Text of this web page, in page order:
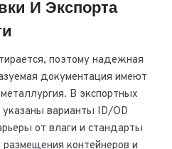
И Экспорта
поэтому надежная
документация имеют
В экспортных
варианты ID/OD
от влаги и стандарты
контейнеров и